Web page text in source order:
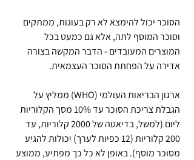
הסוכר יכול להימצא לא רק בעוגות, ממתקים
וסוכר המוסף לתה, אלא גם כמעט בכל
המוצרים המעובדים - הדבר המקשה בצורה
אדירה על הפחתת הסוכר העצמאית.
ארגון הבריאות העולמי (WHO) ממליץ על
הגבלת צריכת הסוכר עד 10% מסך הקלוריות
ליום (למשל, בדיאטה של 2000 קלוריות, עד
200 קלוריות (12 כפיות לערך) יכולות להגיע
מסוכר מוסף). באופן לא כל כך מפתיע, ממוצע